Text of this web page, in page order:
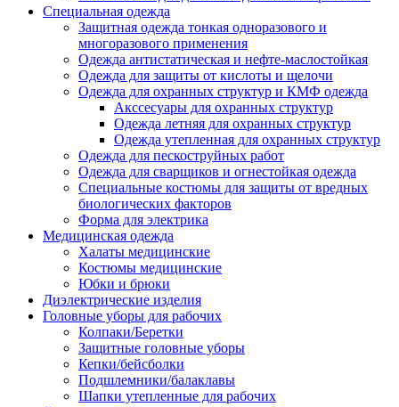
Специальная одежда
Защитная одежда тонкая одноразового и
многоразового применения
Одежда антистатическая и нефте-маслостойкая
Одежда для защиты от кислоты и щелочи
Одежда для охранных структур и КМФ одежда
Акссесуары для охранных структур
Одежда летняя для охранных структур
Одежда утепленная для охранных структур
Одежда для пескоструйных работ
Одежда для сварщиков и огнестойкая одежда
Специальные костюмы для защиты от вредных
биологических факторов
Форма для электрика
Медицинская одежда
Халаты медицинские
Костюмы медицинские
Юбки и брюки
Диэлектрические изделия
Головные уборы для рабочих
Колпаки/Беретки
Защитные головные уборы
Кепки/бейсболки
Подшлемники/балаклавы
Шапки утепленные для рабочих